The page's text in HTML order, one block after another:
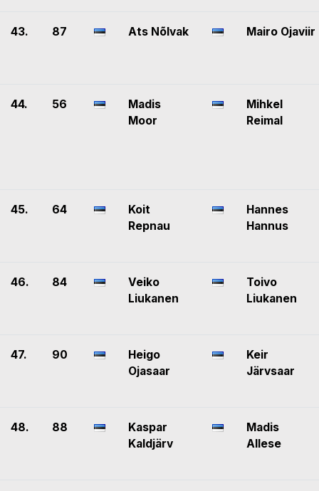
43. 87 Ats Nõlvak Mairo Ojaviir
44. 56
Madis
Moor
Mihkel
Reimal
45. 64
Koit
Repnau
Hannes
Hannus
46. 84
Veiko
Liukanen
Toivo
Liukanen
47. 90
Heigo
Ojasaar
Keir
Järvsaar
48. 88
Kaspar
Kaldjärv
Madis
Allese